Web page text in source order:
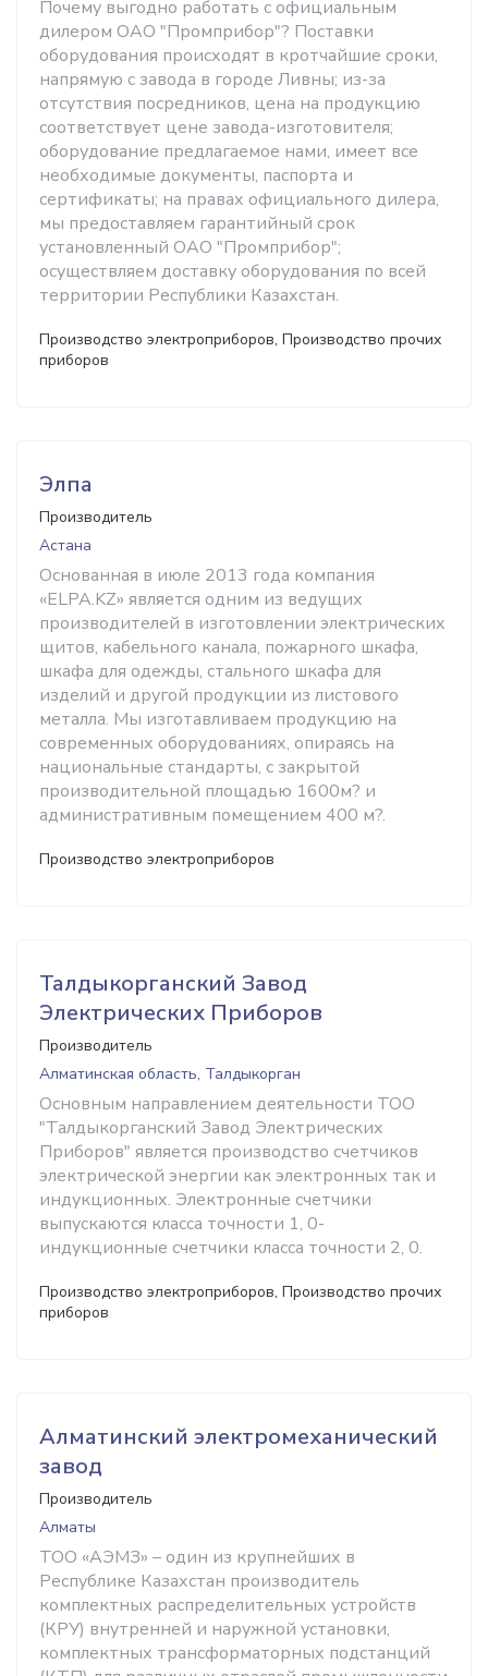
Почему выгодно работать с официальным
дилером ОАО "Промприбор"? Поставки
оборудования происходят в кротчайшие сроки,
напрямую с завода в городе Ливны; из-за
отсутствия посредников, цена на продукцию
соответствует цене завода-изготовителя;
оборудование предлагаемое нами, имеет все
необходимые документы, паспорта и
сертификаты; на правах официального дилера,
мы предоставляем гарантийный срок
установленный ОАО "Промприбор";
осуществляем доставку оборудования по всей
территории Республики Казахстан.
Производство электроприборов, Производство прочих
приборов
Элпа
Производитель
Астана
Основанная в июле 2013 года компания
«ELPA.KZ» является одним из ведущих
производителей в изготовлении электрических
щитов, кабельного канала, пожарного шкафа,
шкафа для одежды, стального шкафа для
изделий и другой продукции из листового
металла. Мы изготавливаем продукцию на
современных оборудованиях, опираясь на
национальные стандарты, с закрытой
производительной площадью 1600м? и
административным помещением 400 м?.
Производство электроприборов
Талдыкорганский Завод
Электрических Приборов
Производитель
Алматинская область, Талдыкорган
Основным направлением деятельности ТОО
"Талдыкорганский Завод Электрических
Приборов" является производство счетчиков
электрической энергии как электронных так и
индукционных. Электронные счетчики
выпускаются класса точности 1, 0-
индукционные счетчики класса точности 2, 0.
Производство электроприборов, Производство прочих
приборов
Алматинский электромеханический
завод
Производитель
Алматы
ТОО «АЭМЗ» – один из крупнейших в
Республике Казахстан производитель
комплектных распределительных устройств
(КРУ) внутренней и наружной установки,
комплектных трансформаторных подстанций